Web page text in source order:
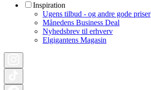
Inspiration
Ugens tilbud - og andre gode priser
Månedens Business Deal
Nyhedsbrev til erhverv
Elgigantens Magasin